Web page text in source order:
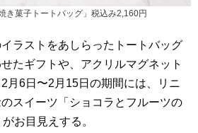
き菓子トートバッグ」税込み2,160円
ラストをあしらったトートバッグ
たギフトや、アクリルマグネット
月6日〜2月15日の期間には、リニ
スイーツ「ショコラとフルーツの
お目見えする。